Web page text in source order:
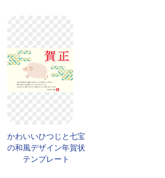
かわいいひつじと七宝
の和風デザイン年賀状
テンプレート